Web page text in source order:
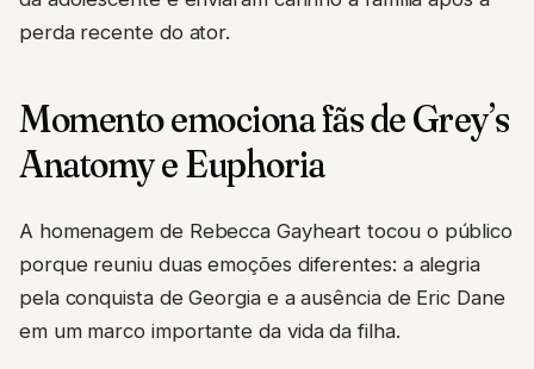
perda recente do ator.
Momento emociona fãs de Grey’s
Anatomy e Euphoria
A homenagem de Rebecca Gayheart tocou o público
porque reuniu duas emoções diferentes: a alegria
pela conquista de Georgia e a ausência de Eric Dane
em um marco importante da vida da filha.